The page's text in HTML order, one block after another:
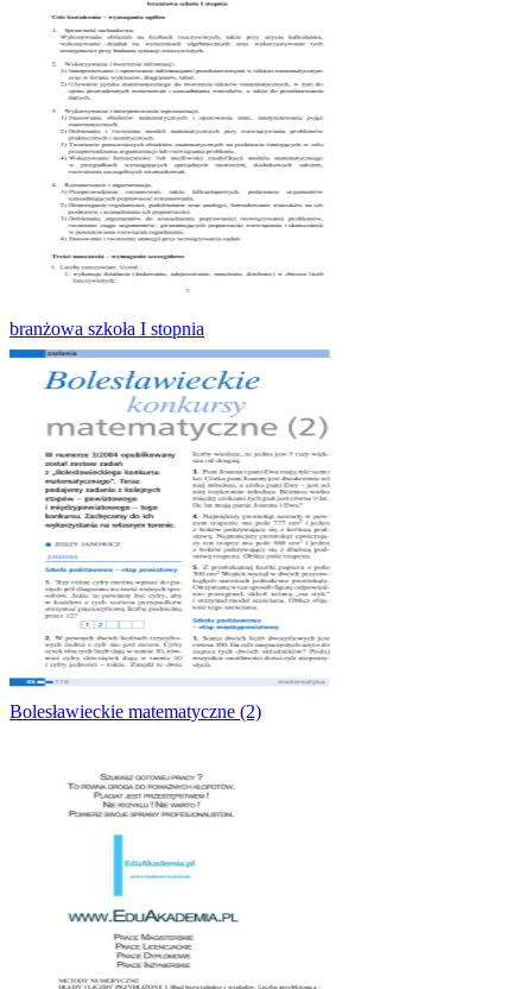
branżowa szkoła I stopnia
Bolesławieckie matematyczne (2)